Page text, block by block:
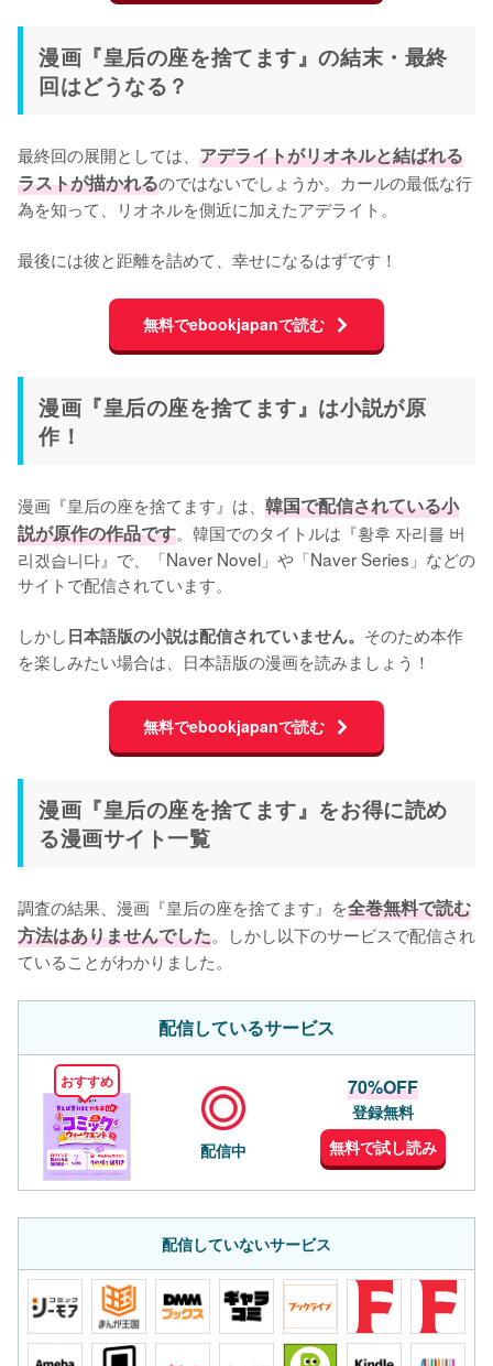
漫画『皇后の座を捨てます』の結末・最終
回はどうなる？
最終回の展開としては、 アデライトがリオネルと結ばれる
ラストが描かれるのではないでしょうか。カールの最低な行
為を知って、リオネルを側近に加えたアデライト。
最後には彼と距離を詰めて、幸せになるはずです！
無料でebookjapanで読む
漫画『皇后の座を捨てます』は小説が原
作！
漫画『皇后の座を捨てます』は、 韓国で配信されている小
説が原作の作品です。韓国でのタイトルは『황후 자리를 버
리겠습니다』で、「Naver Novel」や「Naver Series」などの
サイトで配信されています。
しかし日本語版の小説は配信されていません。 そのため本作
を楽しみたい場合は、日本語版の漫画を読みましょう！
無料でebookjapanで読む
漫画『皇后の座を捨てます』をお得に読め
る漫画サイト一覧
調査の結果、漫画『皇后の座を捨てます』を全巻無料で読む
方法はありませんでした。しかし以下のサービスで配信され
ていることがわかりました。
配信しているサービス
おすすめ
配信中
70%OFF
登録無料
無料で試し読み
配信していないサービス